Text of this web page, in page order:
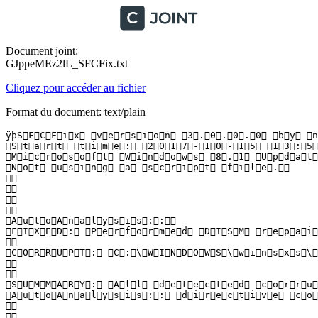
Document joint:
GJppeMEz2lL_SFCFix.txt
Cliquez pour accéder au fichier
Format du document: text/plain
ÿþS F C F i x   v e r s i o n   3 . 0 . 0 . 0   b y 
 S t a r t   t i m e :   2 0 1 7 - 1 0 - 1 5 
 M i c r o s o f t   W i n d o w s   8 . 1 
 N o t   u s i n g   a   s c r i p t   f i l e .  
  
  
  
  
 A u t o A n a l y s i s : :  
 F I X E D :   P e r f o r m e d   D I S M 
  
 C O R R U P T : 
  
  
 S U M M A R Y :   A l l   d e t e c t e d 
 A u t o A n a l y s i s : :   d i r e c t i v e 
  